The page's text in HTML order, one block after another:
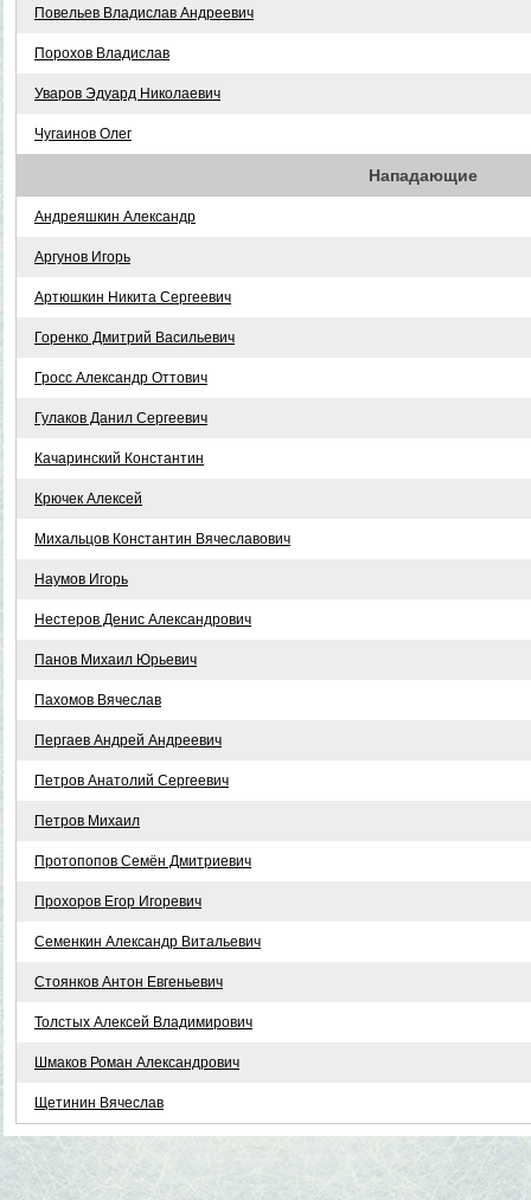
Повельев Владислав Андреевич
Порохов Владислав
Уваров Эдуард Николаевич
Чугаинов Олег
Нападающие
Андреяшкин Александр
Аргунов Игорь
Артюшкин Никита Сергеевич
Горенко Дмитрий Васильевич
Гросс Александр Оттович
Гулаков Данил Сергеевич
Качаринский Константин
Крючек Алексей
Михальцов Константин Вячеславович
Наумов Игорь
Нестеров Денис Александрович
Панов Михаил Юрьевич
Пахомов Вячеслав
Пергаев Андрей Андреевич
Петров Анатолий Сергеевич
Петров Михаил
Протопопов Семён Дмитриевич
Прохоров Егор Игоревич
Семенкин Александр Витальевич
Стоянков Антон Евгеньевич
Толстых Алексей Владимирович
Шмаков Роман Александрович
Щетинин Вячеслав